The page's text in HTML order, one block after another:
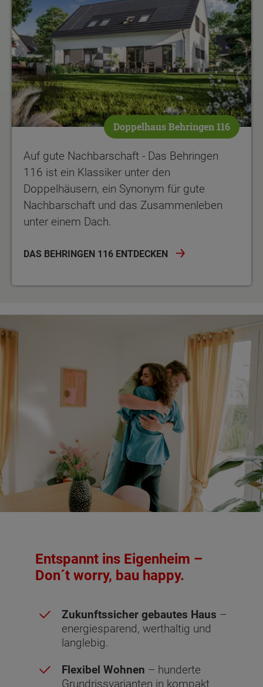
Doppelhaus Behringen 116
Auf gute Nachbarschaft - Das Behringen
116 ist ein Klassiker unter den
Doppelhäusern, ein Synonym für gute
Nachbarschaft und das Zusammenleben
unter einem Dach.
DAS BEHRINGEN 116 ENTDECKEN
Entspannt ins Eigenheim –
Don´t worry, bau happy.
Zukunftssicher gebautes Haus –
energiesparend, werthaltig und
langlebig.
Flexibel Wohnen – hunderte
Grundrissvarianten in kompakt